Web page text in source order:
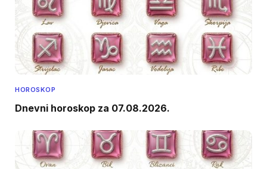
HOROSKOP
Dnevni horoskop za 07.08.2026.